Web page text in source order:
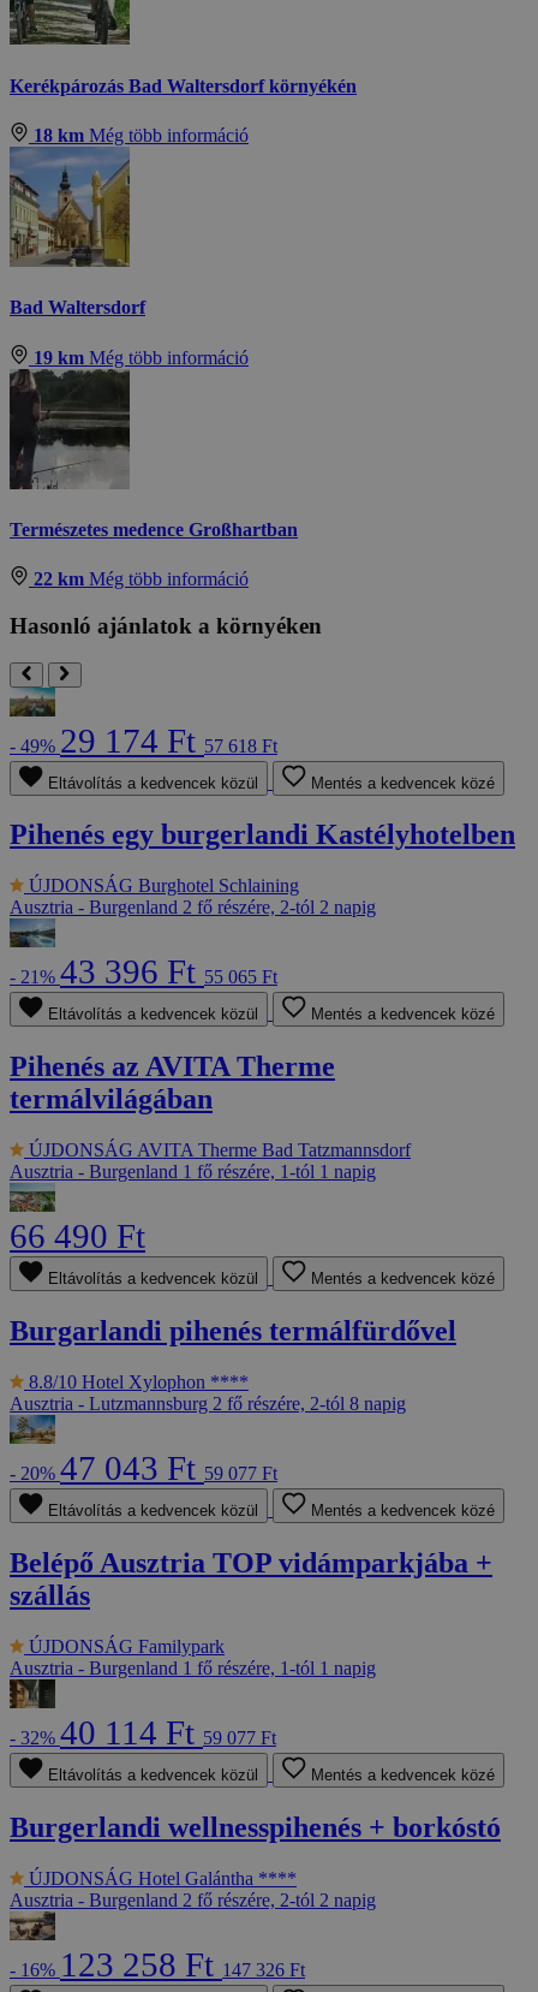
Kerékpározás Bad Waltersdorf környékén
18 km Még több információ
Bad Waltersdorf
19 km Még több információ
Természetes medence Großhartban
22 km Még több információ
Hasonló ajánlatok a környéken
- 49% 29 174 Ft 57 618 Ft
Eltávolítás a kedvencek közül Mentés a kedvencek közé
Pihenés egy burgerlandi Kastélyhotelben
ÚJDONSÁG Burghotel Schlaining
Ausztria - Burgenland 2 fő részére, 2-tól 2 napig
- 21% 43 396 Ft 55 065 Ft
Eltávolítás a kedvencek közül Mentés a kedvencek közé
Pihenés az AVITA Therme
termálvilágában
ÚJDONSÁG AVITA Therme Bad Tatzmannsdorf
Ausztria - Burgenland 1 fő részére, 1-tól 1 napig
66 490 Ft
Eltávolítás a kedvencek közül Mentés a kedvencek közé
Burgarlandi pihenés termálfürdővel
8.8/10 Hotel Xylophon ****
Ausztria - Lutzmannsburg 2 fő részére, 2-tól 8 napig
- 20% 47 043 Ft 59 077 Ft
Eltávolítás a kedvencek közül Mentés a kedvencek közé
Belépő Ausztria TOP vidámparkjába +
szállás
ÚJDONSÁG Familypark
Ausztria - Burgenland 1 fő részére, 1-tól 1 napig
- 32% 40 114 Ft 59 077 Ft
Eltávolítás a kedvencek közül Mentés a kedvencek közé
Burgerlandi wellnesspihenés + borkóstó
ÚJDONSÁG Hotel Galántha ****
Ausztria - Burgenland 2 fő részére, 2-tól 2 napig
- 16% 123 258 Ft 147 326 Ft